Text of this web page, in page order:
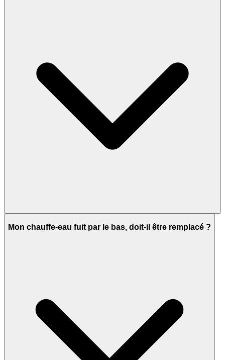
Mon chauffe-eau fuit par le bas, doit-il être remplacé ?